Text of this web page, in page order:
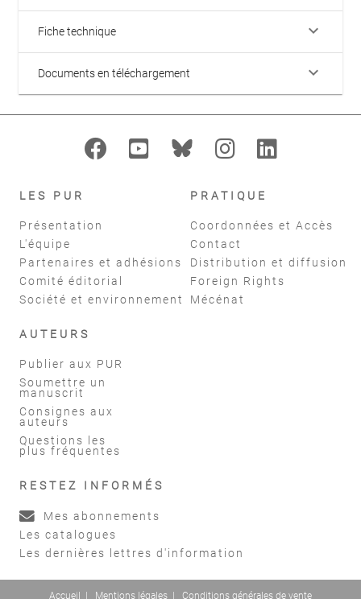
Fiche technique keyboard_arrow_down
Documents en téléchargement keyboard_arrow_down
LES PUR
Présentation
L'équipe
Partenaires et adhésions
Comité éditorial
Société et environnement
PRATIQUE
Coordonnées et Accès
Contact
Distribution et diffusion
Foreign Rights
Mécénat
AUTEURS
Publier aux PUR
Soumettre un
manuscrit
Consignes aux
auteurs
Questions les
plus fréquentes
RESTEZ INFORMÉS
Mes abonnements
Les catalogues
Les dernières lettres d'information
Accueil Mentions légales Conditions générales de vente